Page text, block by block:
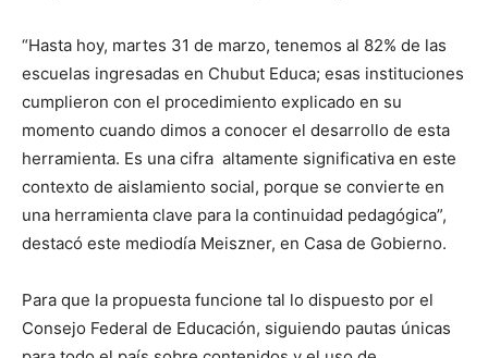
“Hasta hoy, martes 31 de marzo, tenemos al 82% de las
escuelas ingresadas en Chubut Educa; esas instituciones
cumplieron con el procedimiento explicado en su
momento cuando dimos a conocer el desarrollo de esta
herramienta. Es una cifra altamente significativa en este
contexto de aislamiento social, porque se convierte en
una herramienta clave para la continuidad pedagógica”,
destacó este mediodía Meiszner, en Casa de Gobierno.
Para que la propuesta funcione tal lo dispuesto por el
Consejo Federal de Educación, siguiendo pautas únicas